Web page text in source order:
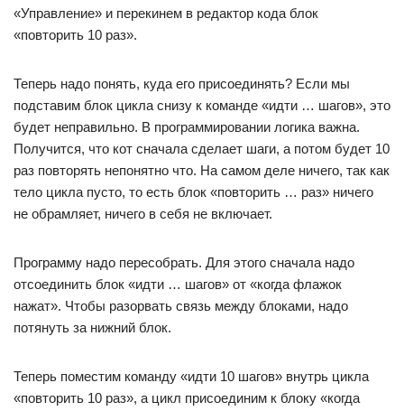
«Управление» и перекинем в редактор кода блок
«повторить 10 раз».
Теперь надо понять, куда его присоединять? Если мы
подставим блок цикла снизу к команде «идти … шагов», это
будет неправильно. В программировании логика важна.
Получится, что кот сначала сделает шаги, а потом будет 10
раз повторять непонятно что. На самом деле ничего, так как
тело цикла пусто, то есть блок «повторить … раз» ничего
не обрамляет, ничего в себя не включает.
Программу надо пересобрать. Для этого сначала надо
отсоединить блок «идти … шагов» от «когда флажок
нажат». Чтобы разорвать связь между блоками, надо
потянуть за нижний блок.
Теперь поместим команду «идти 10 шагов» внутрь цикла
«повторить 10 раз», а цикл присоединим к блоку «когда